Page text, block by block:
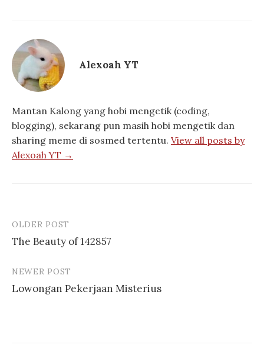
Alexoah YT
Mantan Kalong yang hobi mengetik (coding,
blogging), sekarang pun masih hobi mengetik dan
sharing meme di sosmed tertentu. View all posts by
Alexoah YT →
Post
navigation
OLDER POST
The Beauty of 142857
NEWER POST
Lowongan Pekerjaan Misterius